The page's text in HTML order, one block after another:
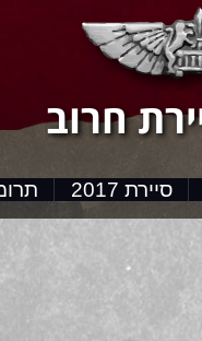
חרוב
סיירת 2017